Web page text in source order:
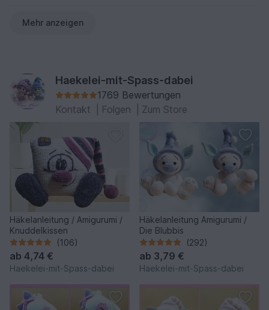
Mehr anzeigen
Haekelei-mit-Spass-dabei
1769 Bewertungen
Kontakt
Folgen Zum Store
Häkelanleitung / Amigurumi /
Knuddelkissen
(106)
ab 4,74 €
Haekelei-mit-Spass-dabei
Häkelanleitung Amigurumi /
Die Blubbis
(292)
ab 3,79 €
Haekelei-mit-Spass-dabei